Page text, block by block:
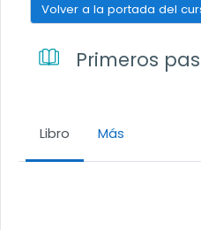
Volver a la portada del
Primeros
Libro Más